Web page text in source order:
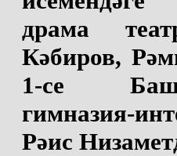
драма
Кәбиров,
1-се
гимназия-
Рәис